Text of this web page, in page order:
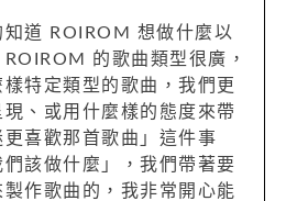
道 ROIROM 想做什麼以
的歌曲類型很廣，
特定類型的歌曲，我們更
、或用什麼樣的態度來帶
喜歡那首歌曲」這件事
該做什麼」，我們帶著要
作歌曲的，我非常開心能